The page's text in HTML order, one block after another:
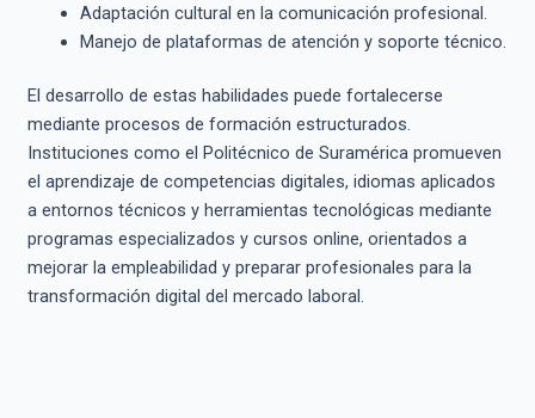
Adaptación cultural en la comunicación profesional.
Manejo de plataformas de atención y soporte técnico.
El desarrollo de estas habilidades puede fortalecerse
mediante procesos de formación estructurados.
Instituciones como el Politécnico de Suramérica promueven
el aprendizaje de competencias digitales, idiomas aplicados
a entornos técnicos y herramientas tecnológicas mediante
programas especializados y cursos online, orientados a
mejorar la empleabilidad y preparar profesionales para la
transformación digital del mercado laboral.